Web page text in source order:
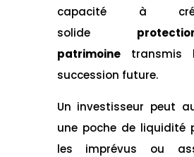
capacité à
solide
patrimoine
succession future.
Un investisseur peut
une poche de liquidité
les imprévus ou